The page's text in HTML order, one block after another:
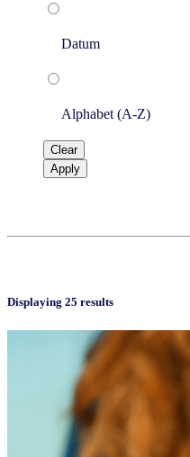
Datum
Alphabet (A-Z)
Clear
Apply
Displaying 25 results